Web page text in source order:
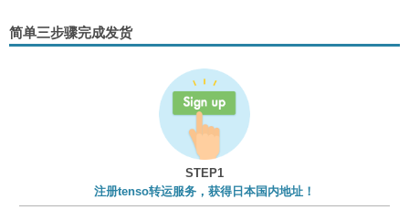
简单三步骤完成发货
STEP1
注册tenso转运服务，获得日本国内地址！